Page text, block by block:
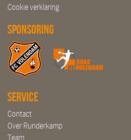
Cookie verklaring
Sponsoring
Service
Contact
Over Runderkamp
Team